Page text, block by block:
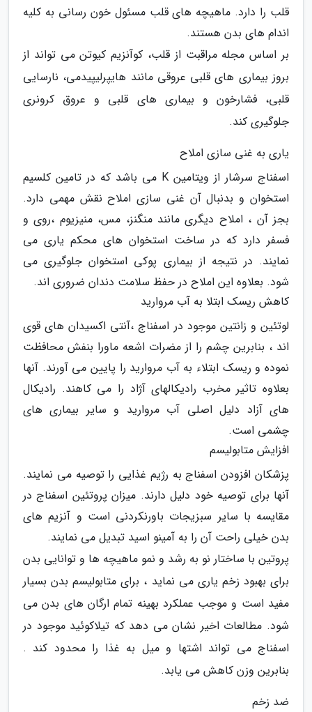
قلب را دارد. ماهیچه های قلب مسئول خون رسانی به کلیه
اندام های بدن هستند.
بر اساس مجله مراقبت از قلب، کوآنزیم کیوتن می تواند از
بروز بیماری های قلبی عروقی مانند هایپرلیپیدمی، نارسایی
قلبی، فشارخون و بیماری های قلبی و عروق کرونری
جلوگیری کند.
یاری به غنی سازی املاح
اسفناج سرشار از ویتامین K می باشد که در تامین کلسیم
استخوان و بدنبال آن غنی سازی املاح نقش مهمی دارد.
بجز آن ، املاح دیگری مانند منگنز، مس، منیزیوم ،روی و
فسفر دارد که در ساخت استخوان های محکم یاری می
نمایند. در نتیجه از بیماری پوکی استخوان جلوگیری می
شود. بعلاوه این املاح در حفظ سلامت دندان ضروری اند.
کاهش ریسک ابتلا به آب مروارید
لوتئین و زانتین موجود در اسفناج ،آنتی اکسیدان های قوی
اند ، بنابرین چشم را از مضرات اشعه ماورا بنفش محافظت
نموده و ریسک ابتلاء به آب مروارید را پایین می آورند. آنها
بعلاوه تاثیر مخرب رادیکالهای آژاد را می کاهند. رادیکال
های آزاد دلیل اصلی آب مروارید و سایر بیماری های
چشمی است.
افزایش متابولیسم
پزشکان افزودن اسفناج به رژیم غذایی را توصیه می نمایند.
آنها برای توصیه خود دلیل دارند. میزان پروتئین اسفناج در
مقایسه با سایر سبزیجات باورنکردنی است و آنزیم های
بدن خیلی راحت آن را به آمینو اسید تبدیل می نمایند.
پروتین با ساختار نو به رشد و نمو ماهیچه ها و توانایی بدن
برای بهبود زخم یاری می نماید ، برای متابولیسم بدن بسیار
مفید است و موجب عملکرد بهینه تمام ارگان های بدن می
شود. مطالعات اخیر نشان می دهد که تیلاکوئید موجود در
اسفناج می تواند اشتها و میل به غذا را محدود کند .
بنابرین وزن کاهش می یابد.
ضد زخم